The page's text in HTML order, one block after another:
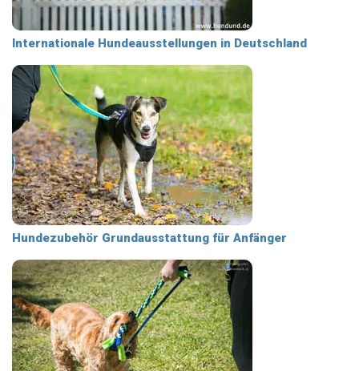
Internationale Hundeausstellungen in Deutschland
Hundezubehör Grundausstattung für Anfänger